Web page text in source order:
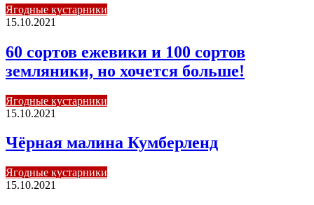
Ягодные кустарники
15.10.2021
60 сортов ежевики и 100 сортов
земляники, но хочется больше!
Ягодные кустарники
15.10.2021
Чёрная малина Кумберленд
Ягодные кустарники
15.10.2021